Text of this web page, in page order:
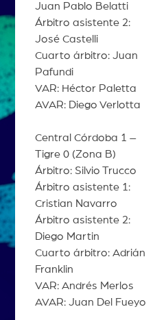
Juan Pablo Belatti
Árbitro asistente 2:
José Castelli
Cuarto árbitro: Juan
Pafundi
VAR: Héctor Paletta
AVAR: Diego Verlotta
Central Córdoba 1 –
Tigre 0 (Zona B)
Árbitro: Silvio Trucco
Árbitro asistente 1:
Cristian Navarro
Árbitro asistente 2:
Diego Martin
Cuarto árbitro: Adrián
Franklin
VAR: Andrés Merlos
AVAR: Juan Del Fueyo